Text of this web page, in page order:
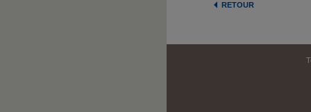
RETOUR